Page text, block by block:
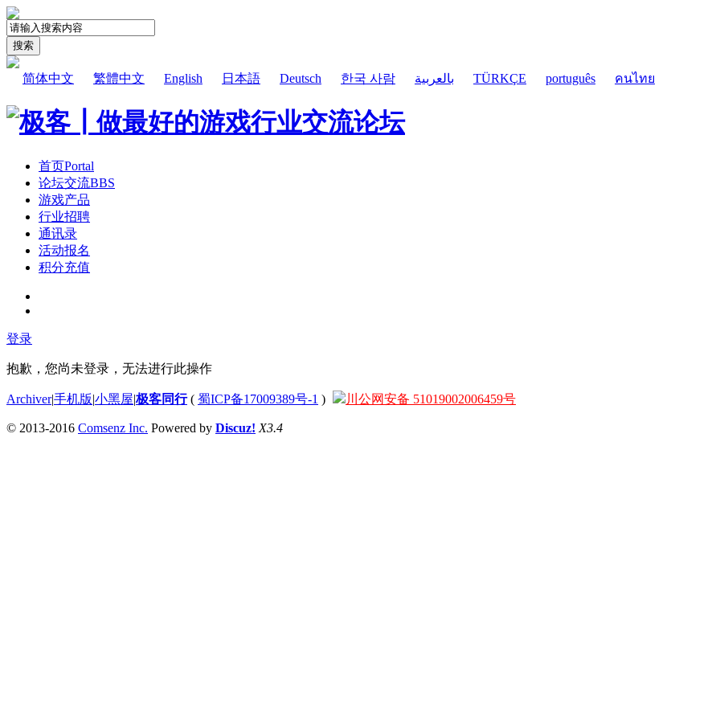
搜索
简体中文 繁體中文 English 日本語 Deutsch 한국 사람 بالعربية TÜRKÇE português คนไทย
首页Portal
论坛交流BBS
游戏产品
行业招聘
通讯录
活动报名
积分充值
登录
抱歉，您尚未登录，无法进行此操作
Archiver|手机版|小黑屋|极客同行( 蜀ICP备17009389号-1 ) 川公网安备 51019002006459号
© 2013-2016 Comsenz Inc. Powered by Discuz! X3.4